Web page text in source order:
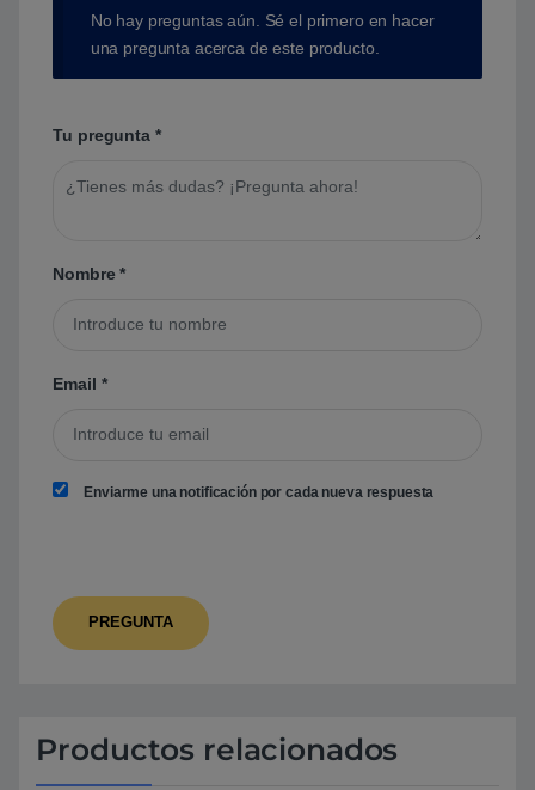
No hay preguntas aún. Sé el primero en hacer
una pregunta acerca de este producto.
Tu pregunta *
Nombre*
Email *
Enviarme una notificación por cada nueva respuesta
Productos relacionados